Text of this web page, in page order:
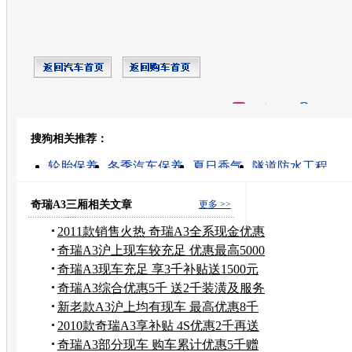
转发至：
搜狗相关推荐：
轮胎保养 冬季汽车保养 夏日香气
隧道防水工程
汽车电瓶的保养
更多 >>
奇瑞A3三厢相关文章
2011款销售火热 奇瑞A3全系现金优惠
3千
奇瑞A3沪上现车较充足 优惠最高5000
元
奇瑞A3现车充足 享3千补贴送1500元
装潢
奇瑞A3综合优惠5千 送2千装潢及服务
包
新老款A3沪上均有现车 最高优惠8千
元
2010款奇瑞A3享补贴 4S优惠2千再送
礼包
奇瑞A3部分现车 购车累计优惠5千赠